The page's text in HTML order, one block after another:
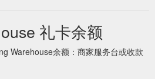
礼卡余额
Warehouse余额：商家服务台或收款